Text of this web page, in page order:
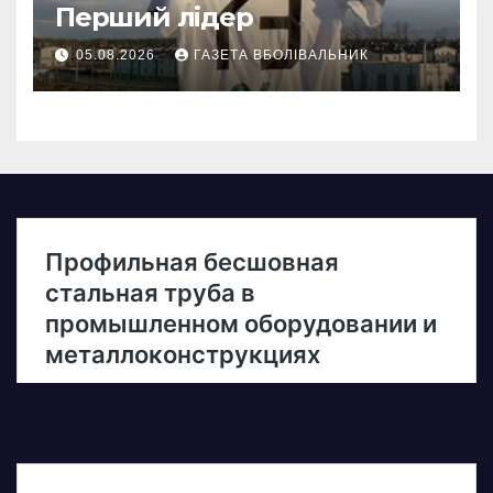
Перший лідер
05.08.2026 ГАЗЕТА ВБОЛІВАЛЬНИК